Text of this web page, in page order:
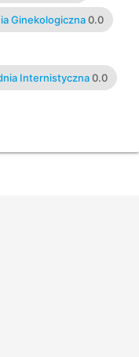
Ginekologiczna 0.0
Internistyczna 0.0